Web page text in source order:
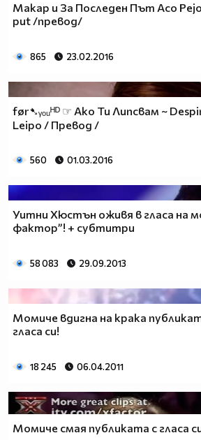
Макар и За Последен Път Aco
put /превод/
865 23.02.2016
før➷ᵧₒᵤᴴᴰ ☞ Ако Ти Липсвам ~
Leipo / Превод /
560 01.03.2016
Уитни Хюстън оживя в гласа на
фактор”! + субтитри
58 083 29.09.2013
Момиче вдигна на крака
гласа си!
18 245 06.04.2011
Момиче смая публиката с гласа